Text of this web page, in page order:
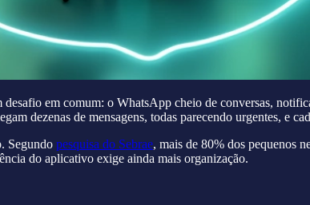
em comum: o WhatsApp cheio de conversas,
dezenas de mensagens, todas parecendo urgentes, e
Segundo pesquisa do Sebrae, mais de 80% dos pequenos
do aplicativo exige ainda mais organização.